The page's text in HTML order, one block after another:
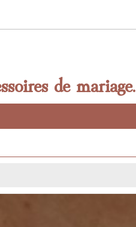
de mariage.